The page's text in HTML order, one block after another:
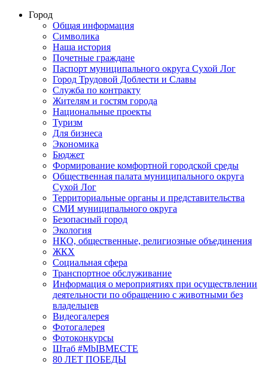
Город
Общая информация
Символика
Наша история
Почетные граждане
Паспорт муниципального округа Сухой Лог
Город Трудовой Доблести и Славы
Служба по контракту
Жителям и гостям города
Национальные проекты
Туризм
Для бизнеса
Экономика
Бюджет
Формирование комфортной городской среды
Общественная палата муниципального округа
Сухой Лог
Территориальные органы и представительства
СМИ муниципального округа
Безопасный город
Экология
НКО, общественные, религиозные объединения
ЖКХ
Социальная сфера
Транспортное обслуживание
Информация о мероприятиях при осуществлении
деятельности по обращению с животными без
владельцев
Видеогалерея
Фотогалерея
Фотоконкурсы
Штаб #MbIBMECTE
80 ЛЕТ ПОБЕДЫ